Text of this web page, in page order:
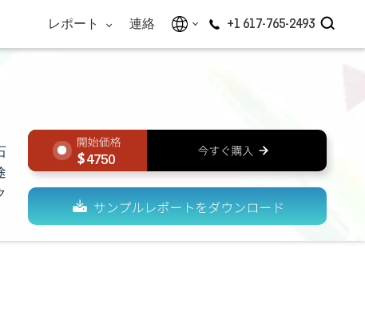
レポート 連絡 +1 617-765-2493
4750